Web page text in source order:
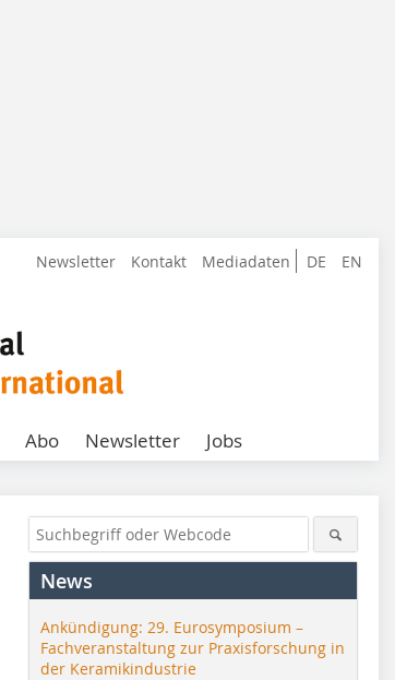
DE EN
Newsletter Kontakt Mediadaten
Abo Newsletter Jobs
News
Ankündigung: 29. Eurosymposium –
Fachveranstaltung zur Praxisforschung in
der Keramikindustrie